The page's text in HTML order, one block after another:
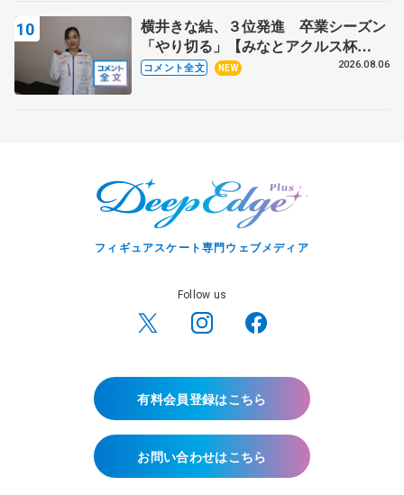
横井きな結、３位発進 卒業シーズン
「やり切る」【みなとアクルス杯
SP】
コメント全文 NEW 2026.08.06
フィギュアスケート専門ウェブメディア
Follow us
有料会員登録はこちら
お問い合わせはこちら